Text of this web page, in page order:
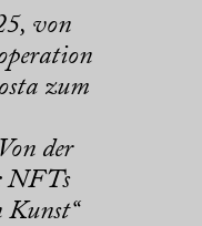
von
zum
der
NFTs
Kunst“